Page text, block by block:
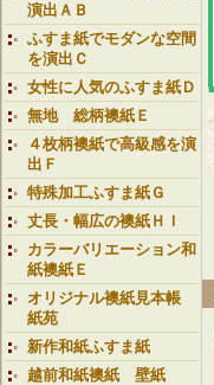
演出ＡＢ
ふすま紙でモダンな空間
を演出Ｃ
女性に人気のふすま紙Ｄ
無地 総柄襖紙Ｅ
４枚柄襖紙で高級感を演
出Ｆ
特殊加工ふすま紙Ｇ
丈長・幅広の襖紙ＨＩ
カラーバリエーション和
紙襖紙Ｅ
オリジナル襖紙見本帳
紙苑
新作和紙ふすま紙
越前和紙襖紙 壁紙